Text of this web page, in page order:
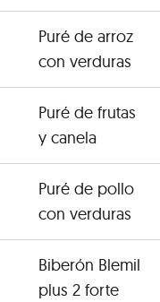
Puré de arroz
con verduras
Puré de frutas
y canela
Puré de pollo
con verduras
Biberón Blemil
plus 2 forte